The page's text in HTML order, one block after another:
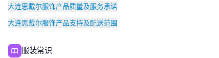
大连思戴尔服饰产品质量及服务承诺
大连思戴尔服饰产品支持及配送范围
服装常识